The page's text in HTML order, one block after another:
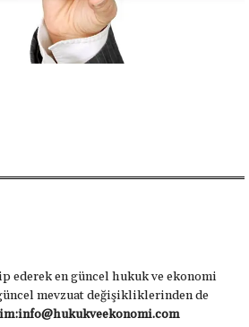
ederek en güncel hukuk ve ekonomi
mevzuat değişikliklerinden de